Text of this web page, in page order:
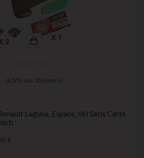
(4,3 / 5) sur 20note(s)
Laguna, Espace, Vel Satis Carte
€